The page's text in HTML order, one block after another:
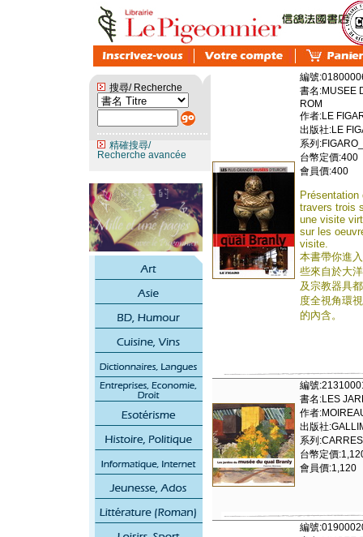
搜尋/ Recherche
精確搜尋/
Recherche avancée
編號
書名:MUSEE
ROM
作者:LE
出版社:LE
系列
台幣定價:400
會員價:400
travers trois
une visite
sur les
visite.
本書帶你進
些來自於大
及宗教器具
度全視角環
的內含。
編號
書名:LES
作者
出版社
系列
台幣定價
會員價:1,120
編號